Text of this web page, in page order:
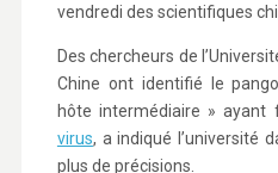
vendredi des scientifiques
Des chercheurs de
Chine ont identifié le
hôte intermédiaire » ayant
virus, a indiqué l’université
plus de précisions.